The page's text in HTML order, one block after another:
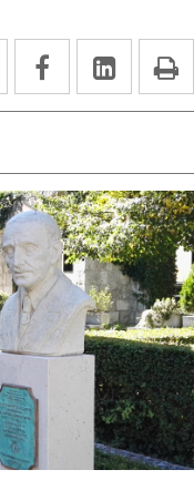
Twitter
Enlace Facebook
Enlace
a
aplicación
externa.
Enlace
a